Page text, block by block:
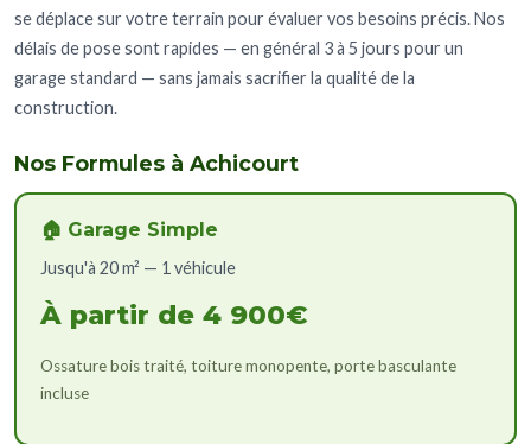
se déplace sur votre terrain pour évaluer vos besoins précis. Nos
délais de pose sont rapides — en général 3 à 5 jours pour un
garage standard — sans jamais sacrifier la qualité de la
construction.
Nos Formules à Achicourt
🏠 Garage Simple
Jusqu'à 20 m² — 1 véhicule
À partir de 4 900€
Ossature bois traité, toiture monopente, porte basculante
incluse